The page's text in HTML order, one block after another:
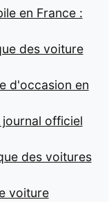
en France :
des voiture
d'occasion en
officiel
des voitures
voiture